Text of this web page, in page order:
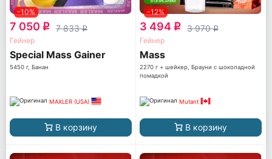
-10%
7 050 q 7 833q
Гейнер
Special Mass Gainer
5450 г, Банан
MAXLER (USA)
В корзину
-12%
3 494 q 3 970q
Гейнер
Mass
2270 г + шейкер, Брауни с шоколадной
помадкой
Mutant
В корзину